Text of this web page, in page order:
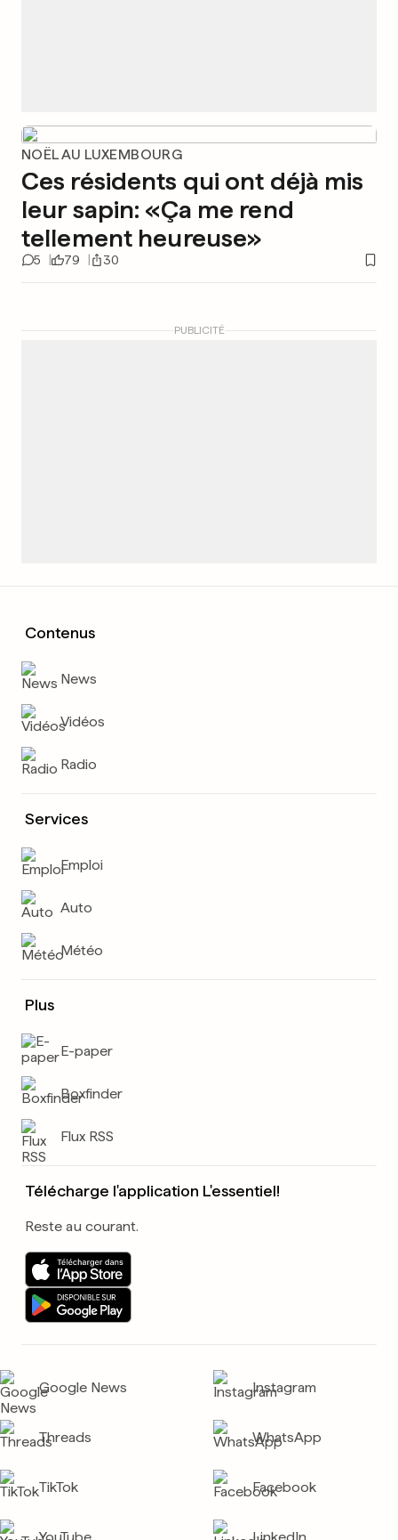
NOËL AU LUXEMBOURG
Ces résidents qui ont déjà mis
leur sapin: «Ça me rend
tellement heureuse»
5 79 30
PUBLICITÉ
Contenus
News
Vidéos
Radio
Services
Emploi
Auto
Météo
Plus
E-paper
Boxfinder
Flux RSS
Télécharge l'application L'essentiel!
Reste au courant.
Google News Instagram
Threads WhatsApp
TikTok Facebook